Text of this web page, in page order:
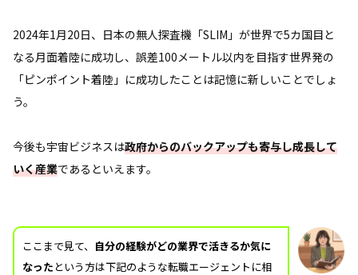
2024年1月20日、日本の無人探査機「SLIM」が世界で5カ国目と
なる月面着陸に成功し、誤差100メートル以内を目指す世界発の
「ピンポイント着陸」に成功したことは記憶に新しいことでしょ
う。
今後も宇宙ビジネスは政府からのバックアップも寄与し成長して
いく産業であるといえます。
ここまで見て、 自分の経験がどの業界で活きるか気に
なった という方は下記のような転職エージェントに相